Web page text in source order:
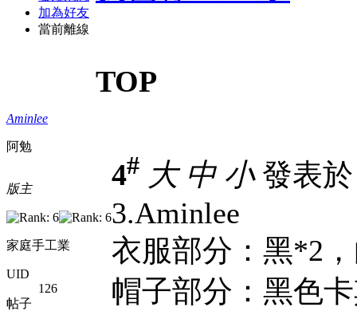
加為好友
當前離線
TOP
Aminlee
阿勉
版主
家庭手工業
UID
126
帖子
4# 大 中 小發表於
3.Aminlee
衣服部分：黑*2
帽子部分：黑色